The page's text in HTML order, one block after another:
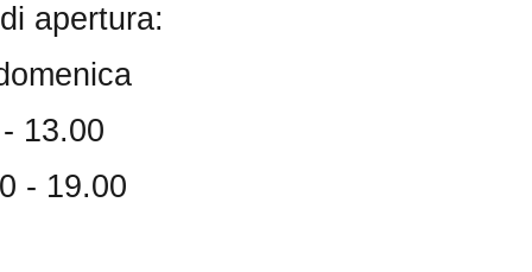
apertura:
13.00
- 19.00